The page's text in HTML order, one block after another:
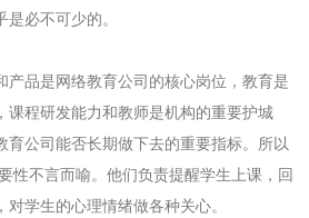
必不可少的。
产品是网络教育公司的核心岗位，教育是
课程研发能力和教师是机构的重要护城
育公司能否长期做下去的重要指标。所以
性不言而喻。他们负责提醒学生上课，回
学生的心理情绪做各种关心。